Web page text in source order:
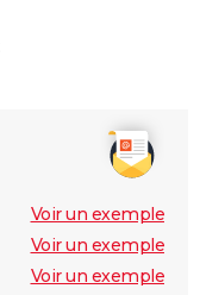
Voir un exemple
Voir un exemple
Voir un exemple